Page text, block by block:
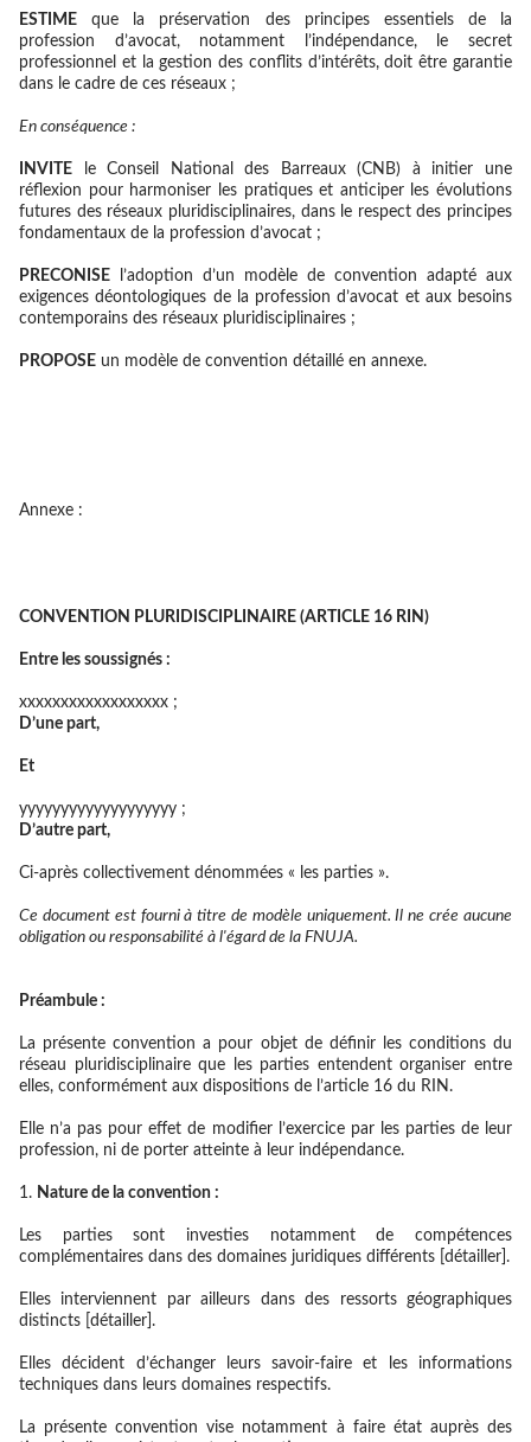
ESTIME que la préservation des principes essentiels de la
profession d’avocat, notamment l’indépendance, le secret
professionnel et la gestion des conflits d’intérêts, doit être garantie
dans le cadre de ces réseaux ;
En conséquence :
INVITE le Conseil National des Barreaux (CNB) à initier une
réflexion pour harmoniser les pratiques et anticiper les évolutions
futures des réseaux pluridisciplinaires, dans le respect des principes
fondamentaux de la profession d’avocat ;
PRECONISE l’adoption d’un modèle de convention adapté aux
exigences déontologiques de la profession d’avocat et aux besoins
contemporains des réseaux pluridisciplinaires ;
PROPOSE un modèle de convention détaillé en annexe.
Annexe :
CONVENTION PLURIDISCIPLINAIRE (ARTICLE 16 RIN)
Entre les soussignés :
xxxxxxxxxxxxxxxxxx ;
D’une part,
Et
yyyyyyyyyyyyyyyyyyy ;
D’autre part,
Ci-après collectivement dénommées « les parties ».
Ce document est fourni à titre de modèle uniquement. Il ne crée aucune
obligation ou responsabilité à l'égard de la FNUJA.
Préambule :
La présente convention a pour objet de définir les conditions du
réseau pluridisciplinaire que les parties entendent organiser entre
elles, conformément aux dispositions de l’article 16 du RIN.
Elle n’a pas pour effet de modifier l’exercice par les parties de leur
profession, ni de porter atteinte à leur indépendance.
Nature de la convention :
Les parties sont investies notamment de compétences
complémentaires dans des domaines juridiques différents [détailler].
Elles interviennent par ailleurs dans des ressorts géographiques
distincts [détailler].
Elles décident d’échanger leurs savoir-faire et les informations
techniques dans leurs domaines respectifs.
La présente convention vise notamment à faire état auprès des